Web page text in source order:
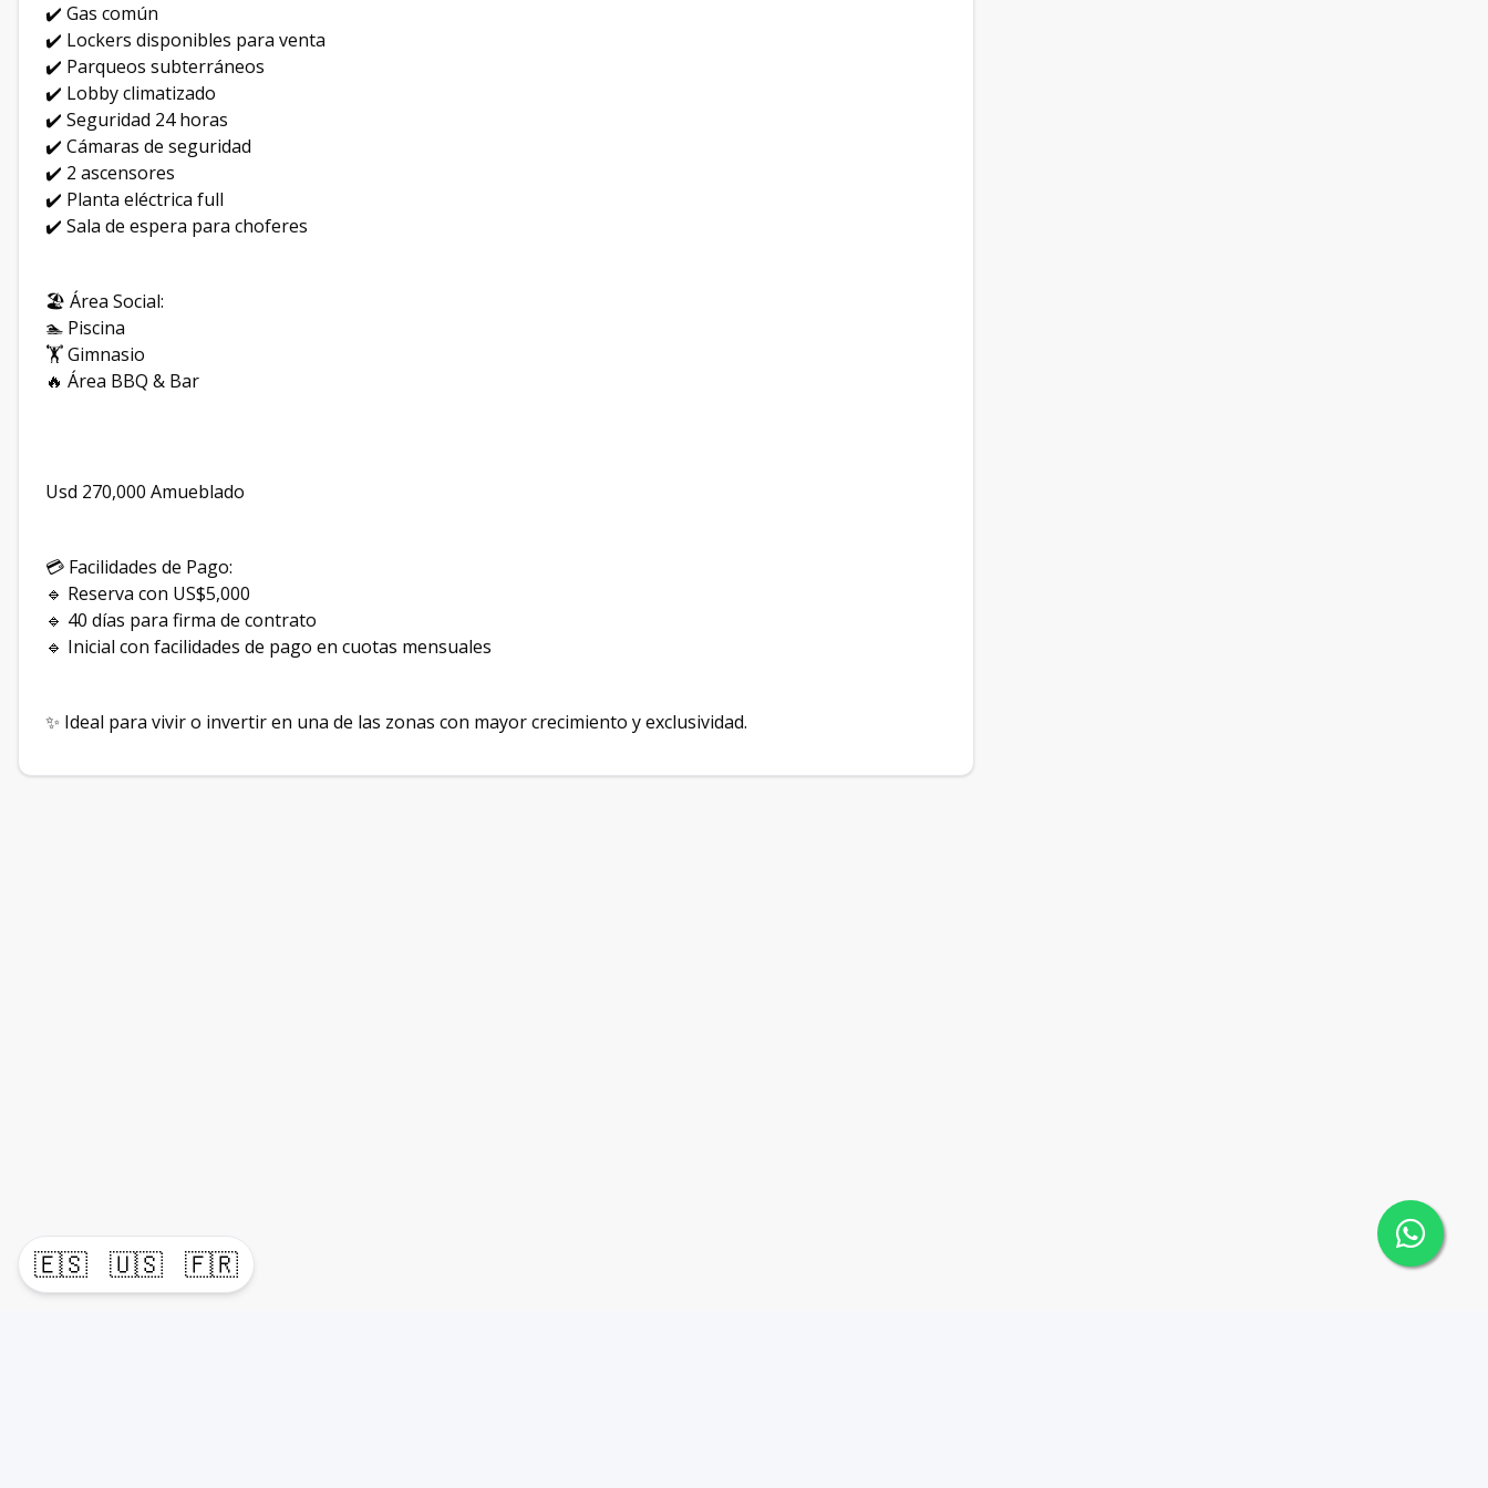
🇪🇸 🇺🇸 🇫🇷
✔️ Gas común
✔️ Lockers disponibles para venta
✔️ Parqueos subterráneos
✔️ Lobby climatizado
✔️ Seguridad 24 horas
✔️ Cámaras de seguridad
✔️ 2 ascensores
✔️ Planta eléctrica full
✔️ Sala de espera para choferes
🏖️ Área Social:
🏊 Piscina
🏋️ Gimnasio
🔥 Área BBQ & Bar
Usd 270,000 Amueblado
💳 Facilidades de Pago:
🔹 Reserva con US$5,000
🔹 40 días para firma de contrato
🔹 Inicial con facilidades de pago en cuotas mensuales
✨ Ideal para vivir o invertir en una de las zonas con mayor crecimiento y exclusividad.